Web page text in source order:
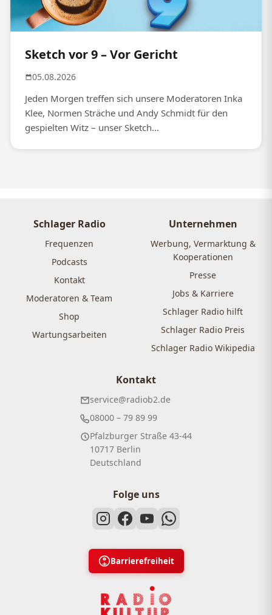
Sketch vor 9 – Vor Gericht
05.08.2026
Jeden Morgen treffen sich unsere Moderatoren Inka
Klee, Normen Sträche und Andy Schmidt für den
gespielten Witz – unser Sketch...
Schlager Radio
Frequenzen
Podcasts
Kontakt
Moderatoren & Team
Shop
Wartungsarbeiten
Unternehmen
Werbung, Vermarktung &
Kooperationen
Presse
Jobs & Karriere
Schlager Radio hilft
Schlager Radio Preis
Schlager Radio Wikipedia
Kontakt
service@radiob2.de
08000 – 79 89 99
Pfalzburger Straße 43-44
10717 Berlin
Deutschland
Folge uns
Barrierefreiheit